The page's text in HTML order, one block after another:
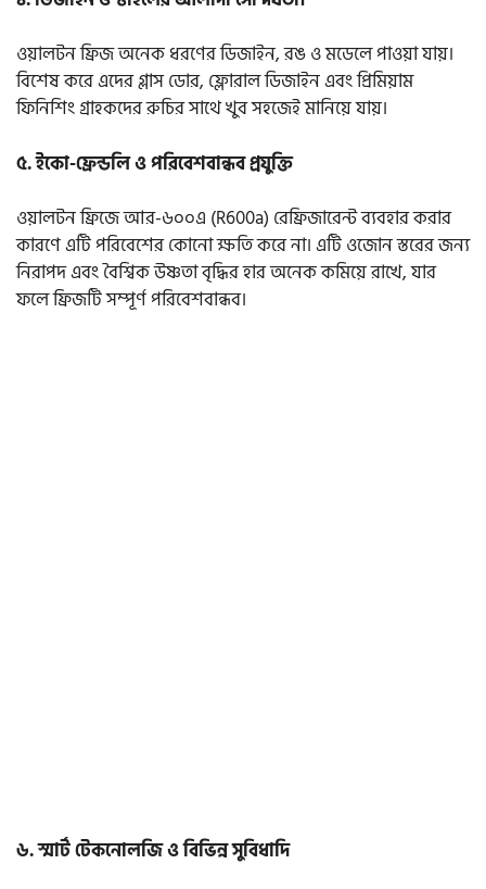
ওয়ালটন ফ্রিজ অনেক ধরণের ডিজাইন, রঙ ও মডেলে পাওয়া যায়।
বিশেষ করে এদের গ্লাস ডোর, ফ্লোরাল ডিজাইন এবং প্রিমিয়াম
ফিনিশিং গ্রাহকদের রুচির সাথে খুব সহজেই মানিয়ে যায়।
৫. ইকো-ফ্রেন্ডলি ও পরিবেশবান্ধব প্রযুক্তি
ওয়ালটন ফ্রিজে আর-৬০০এ (R600a) রেফ্রিজারেন্ট ব্যবহার করার
কারণে এটি পরিবেশের কোনো ক্ষতি করে না। এটি ওজোন স্তরের জন্য
নিরাপদ এবং বৈশ্বিক উষ্ণতা বৃদ্ধির হার অনেক কমিয়ে রাখে, যার
ফলে ফ্রিজটি সম্পূর্ণ পরিবেশবান্ধব।
৬. স্মার্ট টেকনোলজি ও বিভিন্ন সুবিধাদি